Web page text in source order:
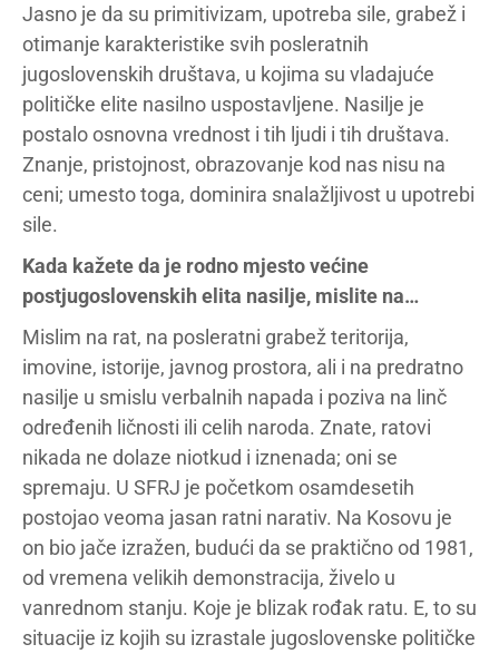
Jasno je da su primitivizam, upotreba sile, grabež i
otimanje karakteristike svih posleratnih
jugoslovenskih društava, u kojima su vladajuće
političke elite nasilno uspostavljene. Nasilje je
postalo osnovna vrednost i tih ljudi i tih društava.
Znanje, pristojnost, obrazovanje kod nas nisu na
ceni; umesto toga, dominira snalažljivost u upotrebi
sile.
Kada kažete da je rodno mjesto većine
postjugoslovenskih elita nasilje, mislite na…
Mislim na rat, na posleratni grabež teritorija,
imovine, istorije, javnog prostora, ali i na predratno
nasilje u smislu verbalnih napada i poziva na linč
određenih ličnosti ili celih naroda. Znate, ratovi
nikada ne dolaze niotkud i iznenada; oni se
spremaju. U SFRJ je početkom osamdesetih
postojao veoma jasan ratni narativ. Na Kosovu je
on bio jače izražen, budući da se praktično od 1981,
od vremena velikih demonstracija, živelo u
vanrednom stanju. Koje je blizak rođak ratu. E, to su
situacije iz kojih su izrastale jugoslovenske političke